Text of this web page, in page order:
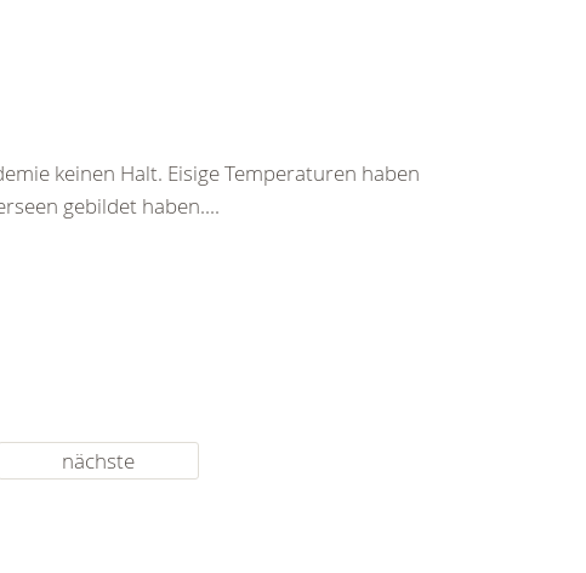
keinen Halt. Eisige Temperaturen haben
gebildet haben....
nächste